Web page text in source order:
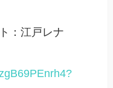
：江戸レナ